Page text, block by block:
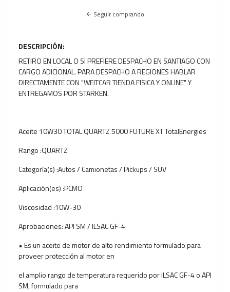
Seguir comprando
DESCRIPCIÓN:
RETIRO EN LOCAL O SI PREFIERE DESPACHO EN SANTIAGO CON
CARGO ADICIONAL. PARA DESPACHO A REGIONES HABLAR
DIRECTAMENTE CON "WEITCAR TIENDA FISICA Y ONLINE" Y
ENTREGAMOS POR STARKEN.
Aceite 10W30 TOTAL QUARTZ 5000 FUTURE XT TotalEnergies
Rango :QUARTZ
Categoría(s) :Autos / Camionetas / Pickups / SUV
Aplicación(es) :PCMO
Viscosidad :10W-30
Aprobaciones: API SM / ILSAC GF-4
• Es un aceite de motor de alto rendimiento formulado para
proveer protección al motor en
el amplio rango de temperatura requerido por ILSAC GF-4 o API
SM, formulado para